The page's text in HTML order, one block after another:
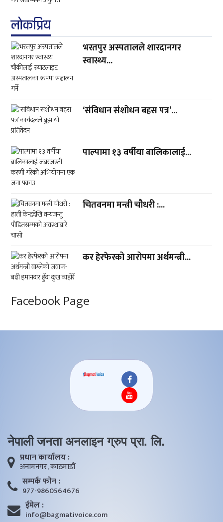
लाेकप्रिय
भरतपुर अस्पतालले शारदानगर
स्वास्थ्य...
‘संविधान संशोधन बहस पत्र’...
पाल्पामा १३ वर्षीया बालिकालाई...
चितवनमा मन्त्री चौधरी :...
कर हेरफेरको आरोपमा अर्थमन्त्री...
Facebook Page
नेपाली जनता अनलाइन ग्रुप प्रा. लि.
प्रधान कार्यालय :
अनामनगर, काठमाडाैं
सम्पर्क फाेन :
977-9860564676
ईमेल :
info@bagmativoice.com